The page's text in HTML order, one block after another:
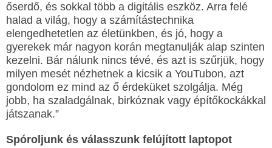
őserdő, és sokkal több a digitális eszköz. Arra felé
halad a világ, hogy a számítástechnika
elengedhetetlen az életünkben, és jó, hogy a
gyerekek már nagyon korán megtanulják alap szinten
kezelni. Bár nálunk nincs tévé, és azt is szűrjük, hogy
milyen mesét nézhetnek a kicsik a YouTubon, azt
gondolom ez mind az ő érdeküket szolgálja. Még
jobb, ha szaladgálnak, birkóznak vagy építőkockákkal
játszanak.”
Spóroljunk és válasszunk felújított laptopot